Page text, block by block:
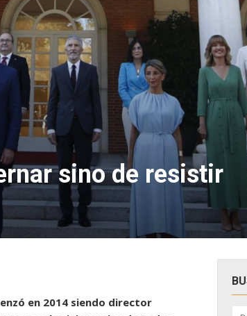
sino de resistir
en 2014 siendo director